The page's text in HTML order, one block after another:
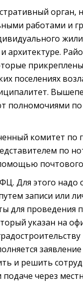
орган,
работами и
архитектуре.
поселениях
полномочиями
комитет по
по
Для этого надо
записи или
для
указан на
и решить
подаче через